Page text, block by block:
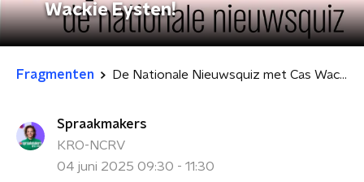
Wackie Eysten!
Fragmenten De Nationale Nieuwsquiz met Cas Wackie Eysten!
Spraakmakers
KRO-NCRV
04 juni 2025 09:30 - 11:30